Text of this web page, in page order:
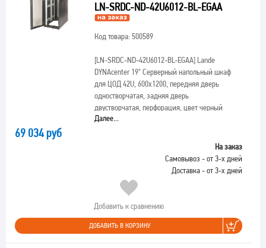
LN-SRDC-ND-42U6012-BL-EGAA
Код товара: 500589
[LN-SRDC-ND-42U6012-BL-EGAA]Lande
DYNAcenter 19" Серверный напольный шкаф
для ЦОД 42U, 600х1200, передняя дверь
одностворчатая, задняя дверь
двустворчатая, перфорация, цвет черный
Далее...
69 034 руб
На заказ
Самовывоз - от 3-х дней
Доставка - от 3-х дней
Добавить к сравнению
ДОБАВИТЬ В КОРЗИНУ